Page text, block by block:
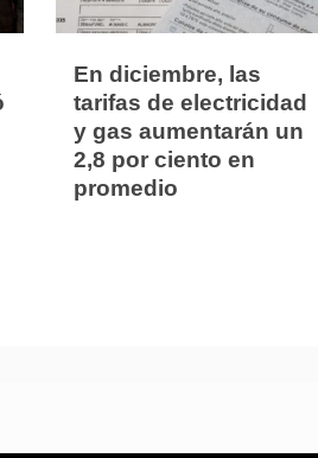
En diciembre, las
tarifas de electricidad
y gas aumentarán un
2,8 por ciento en
promedio